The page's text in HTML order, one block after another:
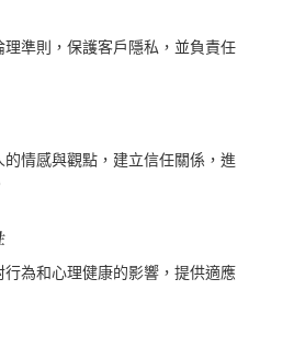
準則，保護客戶隱私，並負責任
情感與觀點，建立信任關係，進
為和心理健康的影響，提供適應